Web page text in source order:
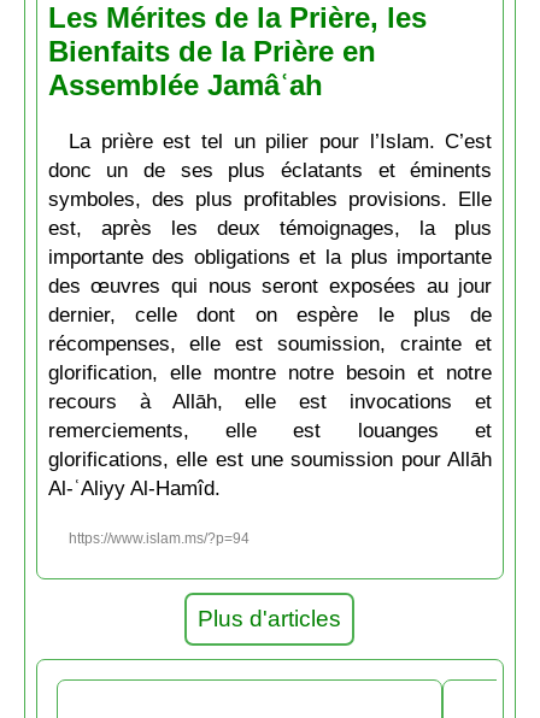
Les Mérites de la Prière, les
Bienfaits de la Prière en
Assemblée Jamâʿah
La prière est tel un pilier pour l’Islam. C’est
donc un de ses plus éclatants et éminents
symboles, des plus profitables provisions. Elle
est, après les deux témoignages, la plus
importante des obligations et la plus importante
des œuvres qui nous seront exposées au jour
dernier, celle dont on espère le plus de
récompenses, elle est soumission, crainte et
glorification, elle montre notre besoin et notre
recours à Allāh, elle est invocations et
remerciements, elle est louanges et
glorifications, elle est une soumission pour Allāh
Al-ʿAliyy Al-Hamîd.
https://www.islam.ms/?p=94
Plus d'articles